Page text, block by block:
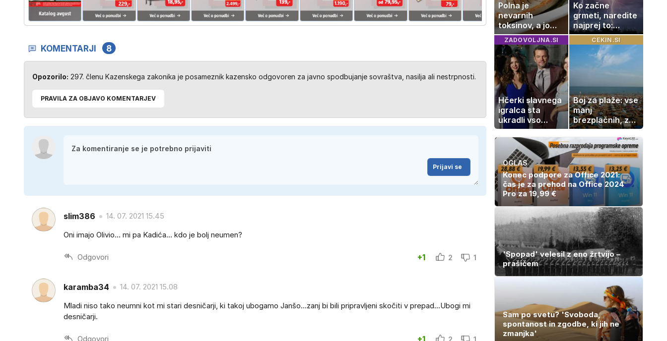
KOMENTARJI 8
Opozorilo: 297. členu Kazenskega zakonika je posameznik kazensko odgovoren za javno spodbujanje sovraštva, nasilja ali nestrpnosti.
PRAVILA ZA OBJAVO KOMENTARJEV
Prijavi se
slim386
14. 07. 2021 15.45
Oni imajo Olivio... mi pa Kadića... kdo je bolj neumen?
Odgovori +1 2 1
karamba34
14. 07. 2021 15.08
Mladi niso tako neumni kot mi stari desničarji, ki takoj ubogamo Janšo...zanj bi bili pripravljeni skočiti v prepad...Ubogi mi
desničarji.
Odgovori 2 1
Polna je
nevarnih
toksinov, a jo
imamo vsi radi:
to je najbolj
nezdrava riba, ki
jo mnogi redno
uživajo
Ko začne
grmeti, naredite
najprej to:
strokovnjaki
opozarjajo na
pogosto napako
ZADOVOLJNA.SI
Hčerki slavnega
igralca sta
ukradli vso
pozornost
CEKIN.SI
Boj za plaže: vse
manj
brezplačnih, za
ležalnik in
senčnik tudi več
kot 40 evrov
OGLAS
Konec podpore za Office 2021:
čas je za prehod na Office 2024
Pro za 19,99 €
'Spopad' velesil z eno žrtvijo –
prašičem
Sam po svetu? 'Svoboda,
spontanost in zgodbe, ki jih ne
zmanjka'